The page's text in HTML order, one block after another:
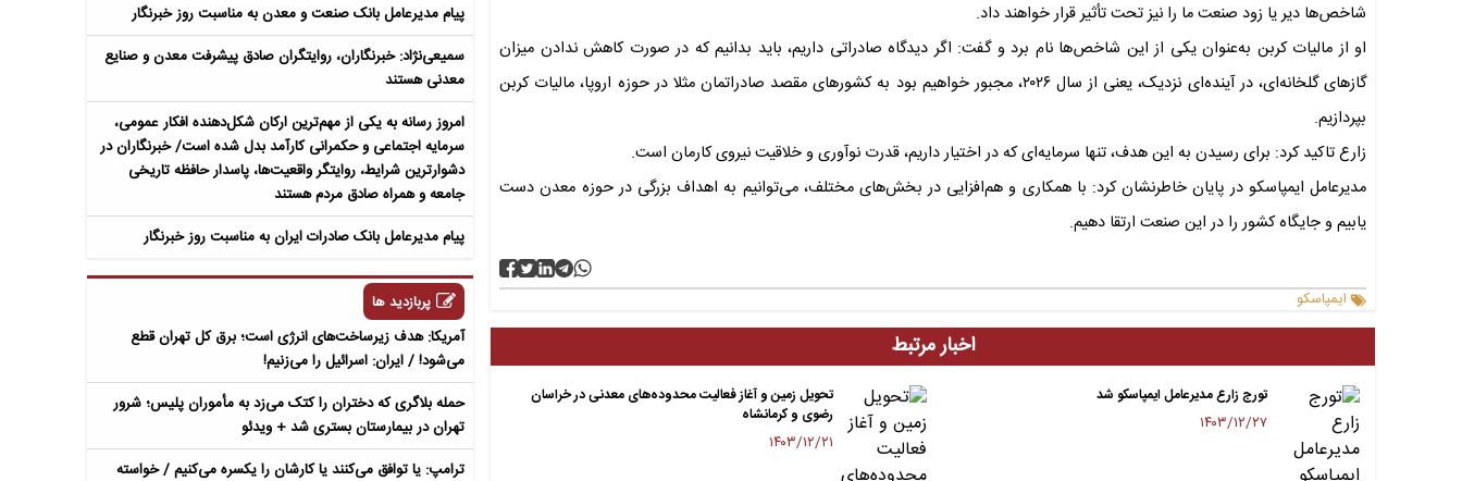
شاخص‌ها دیر یا زود صنعت ما را نیز تحت تأثیر قرار خواهند داد.
او از مالیات کربن به‌عنوان یکی از این شاخص‌ها نام برد و گفت: اگر دیدگاه صادراتی داریم، باید بدانیم که در صورت کاهش ندادن میزان
گازهای گلخانه‌ای، در آینده‌ای نزدیک، یعنی از سال ۲۰۲۶، مجبور خواهیم بود به کشورهای مقصد صادراتمان مثلا در حوزه اروپا، مالیات کربن
بپردازیم.
زارع تاکید کرد: برای رسیدن به این هدف، تنها سرمایه‌ای که در اختیار داریم، قدرت نوآوری و خلاقیت نیروی کارمان است.
مدیرعامل ایمپاسکو در پایان خاطرنشان کرد: با همکاری و هم‌افزایی در بخش‌های مختلف، می‌توانیم به اهداف بزرگی در حوزه معدن دست
یابیم و جایگاه کشور را در این صنعت ارتقا دهیم.
ایمپاسکو
اخبار مرتبط
تورج زارع مدیرعامل ایمپاسکو شد
۱۴۰۳/۱۲/۲۷
تحویل زمین و آغاز فعالیت محدوده‌های معدنی در خراسان
رضوی و کرمانشاه
۱۴۰۳/۱۲/۲۱
پیام مدیرعامل بانک صنعت و معدن به مناسبت روز خبرنگار
سمیعی‌نژاد: خبرنگاران، روایتگران صادق پیشرفت معدن و صنایع
معدنی هستند
امروز رسانه به یکی از مهم‌ترین ارکان شکل‌دهنده افکار عمومی،
سرمایه اجتماعی و حکمرانی کارآمد بدل شده است/ خبرنگاران در
دشوارترین شرایط، روایتگر واقعیت‌ها، پاسدار حافظه تاریخی
جامعه و همراه صادق مردم هستند
پیام مدیرعامل بانک صادرات ایران به مناسبت روز خبرنگار
پربازدید ها
آمریکا: هدف زیرساخت‌های انرژی است؛ برق کل تهران قطع
می‌شود! / ایران: اسرائیل را می‌زنیم!
حمله بلاگری که دختران را کتک می‌زد به مأموران پلیس؛ شرور
تهران در بیمارستان بستری شد + ویدئو
ترامپ: یا توافق می‌کنند یا کارشان را یکسره می‌کنیم / خواسته